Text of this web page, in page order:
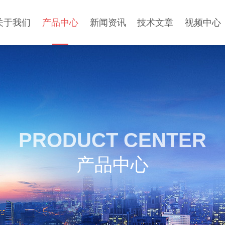
于我们 产品中心 新闻资讯 技术文章 视频中心
PRODUCT CENTER
产品中心